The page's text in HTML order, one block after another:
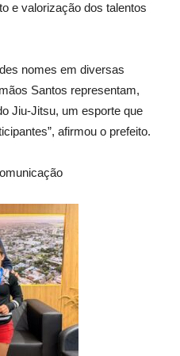
e valorização dos talentos
nomes em diversas
Santos representam,
Jiu-Jitsu, um esporte que
afirmou o prefeito.